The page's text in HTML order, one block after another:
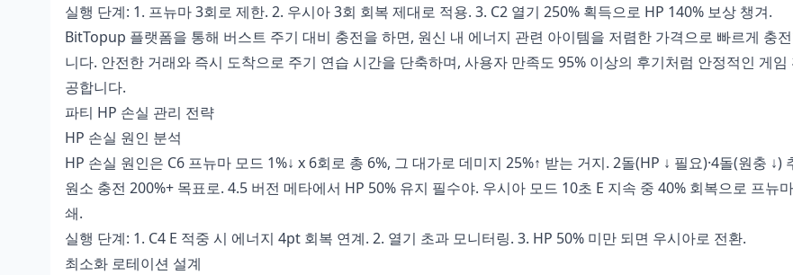
실행 단계: 1. 프뉴마 3회로 제한. 2. 우시아 3회 회복 제대로 적용. 3. C2 열기 250% 획득으로 HP 140% 보상 챙겨.
BitTopup 플랫폼을 통해 버스트 주기 대비 충전을 하면, 원신 내 에너지 관련 아이템을 저렴한 가격으로 빠르게 충
니다. 안전한 거래와 즉시 도착으로 주기 연습 시간을 단축하며, 사용자 만족도 95% 이상의 후기처럼 안정적인 게임
공합니다.
파티 HP 손실 관리 전략
HP 손실 원인 분석
HP 손실 원인은 C6 프뉴마 모드 1%↓ x 6회로 총 6%, 그 대가로 데미지 25%↑ 받는 거지. 2돌(HP ↓ 필요)·4돌(원충 ↓)
원소 충전 200%+ 목표로. 4.5 버전 메타에서 HP 50% 유지 필수야. 우시아 모드 10초 E 지속 중 40% 회복으로 프뉴
쇄.
실행 단계: 1. C4 E 적중 시 에너지 4pt 회복 연계. 2. 열기 초과 모니터링. 3. HP 50% 미만 되면 우시아로 전환.
최소화 로테이션 설계